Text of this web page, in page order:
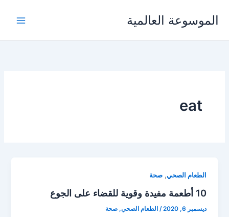
الموسوعة العالمية
eat
الطعام الصحي,صحة
10 أطعمة مفيدة وقوية للقضاء على الجوع
ديسمبر 6, 2020 /الطعام الصحي,صحة